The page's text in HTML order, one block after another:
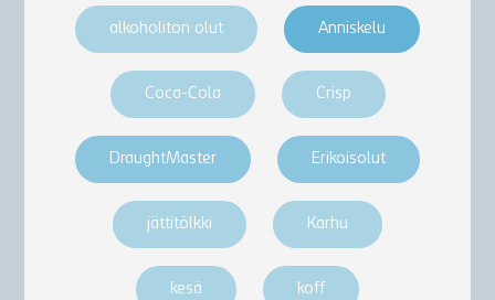
alkoholiton olut Anniskelu
Coca-Cola Crisp
DraughtMaster Erikoisolut
jättitölkki Karhu
kesä koff